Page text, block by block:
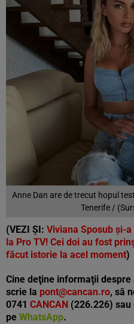
Anne Dan are de trecut hopul
Tenerife /
(VEZI ȘI: Viviana Sposub și-
la Pro TV! Cei doi au fost
făcut istorie la acel moment)
Cine deţine informaţii
scrie la pont@cancan.ro, să
0741 CANCAN (226.226)
pe WhatsApp.